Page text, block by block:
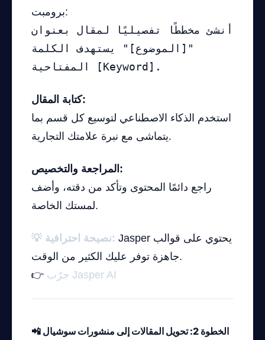
برومبت:
أنشئ مخططًا تفصيليًا لمقال بعنوان
"[الموضوع]" يستهدف الكلمة
المفتاحية [Keyword].
كتابة المقال:
استخدم الذكاء الاصطناعي لتوسيع كل قسم بما
يتماشى مع نبرة علامتك التجارية.
المراجعة والتخصيص:
راجع دائمًا المحتوى وتأكد من دقته، وأضف
لمستك الخاصة.
💡 نصيحة احترافية: Jasper يحتوي على قوالب
جاهزة توفر عليك الكثير من الوقت.
👉
جرّب Jasper AI
📲 الخطوة 2: تحويل المقالات إلى منشورات سوشيال